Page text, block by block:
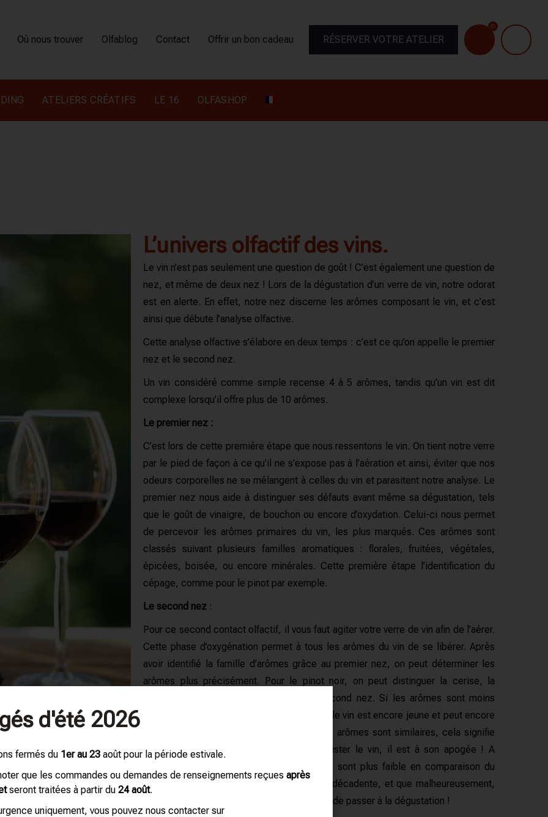
Où nous trouver Olfablog Contact Offrir un bon cadeau RÉSERVER VOTRE ATELIER
0
ATELIERS CRÉATIFS LE 16 OLFASHOP
L’univers olfactif des vins.
Le vin n’est pas seulement une question de goût ! C’est également une question de
nez, et même de deux nez ! Lors de la dégustation d’un verre de vin, notre odorat
est en alerte. En effet, notre nez discerne les arômes composant le vin, et c’est
ainsi que débute l’analyse olfactive.
Cette analyse olfactive s’élabore en deux temps : c’est ce qu’on appelle le premier
nez et le second nez.
Un vin considéré comme simple recense 4 à 5 arômes, tandis qu’un vin est dit
complexe lorsqu’il offre plus de 10 arômes.
Le premier nez :
C’est lors de cette première étape que nous ressentons le vin. On tient notre verre
par le pied de façon à ce qu’il ne s’expose pas à l’aération et ainsi, éviter que nos
odeurs corporelles ne se mélangent à celles du vin et parasitent notre analyse. Le
premier nez nous aide à distinguer ses défauts avant même sa dégustation, tels
que le goût de vinaigre, de bouchon ou encore d’oxydation. Celui-ci nous permet
de percevoir les arômes primaires du vin, les plus marqués. Ces arômes sont
classés suivant plusieurs familles aromatiques : florales, fruitées, végétales,
épicées, boisée, ou encore minérales. Cette première étape l’identification du
cépage, comme pour le pinot par exemple.
Le second nez :
Pour ce second contact olfactif, il vous faut agiter votre verre de vin afin de l’aérer.
Cette phase d’oxygénation permet à tous les arômes du vin de se libérer. Après
avoir identifié la famille d’arômes grâce au premier nez, on peut déterminer les
arômes plus précisément.
Pour le pinot noir, on peut distinguer la cerise, la
framboise ou encore le cassis lors du second nez. Si les arômes sont moins
intenses que lors du premier nez, c’est que le vin est encore jeune et peut encore
Si lors des deux étapes les arômes sont similaires, cela signifie
qu’il s’agit du moment opportun pour déguster le vin, il est à son apogée ! A
contrario, si les parfums du deuxième nez sont plus faible en comparaison du
premier nez, c’est que le vin est en phase décadente, et que malheureusement,
l’analyse olfactive est terminée, il est temps de passer à la dégustation !
d'été 2026
fermés du 1er au 23 août pour la période estivale.
que les commandes ou demandes de renseignements reçues après
seront traitées à partir du 24 août.
uniquement, vous pouvez nous contacter sur